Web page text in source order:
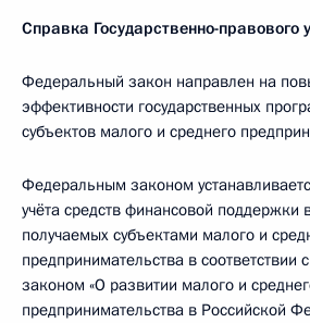
Справка Государственно-правового
Федеральный закон направлен на
эффективности государственных
субъектов малого и среднего
Федеральным законом
учёта средств финансовой поддержки
получаемых субъектами малого и
предпринимательства в
законом «О развитии малого и
предпринимательства в Российской